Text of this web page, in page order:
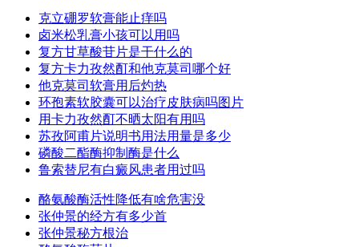
克立硼罗软膏能止痒吗
卤米松乳膏小孩可以用吗
复方甘草酸苷片是干什么的
复方卡力孜然酊和他克莫司哪个好
他克莫司软膏用后灼热
环孢素软胶囊可以治疗皮肤病吗图片
用卡力孜然酊不晒太阳有用吗
苏孜阿甫片说明书用法用量是多少
磷酸二酯酶抑制酶是什么
鲁索替尼有白癜风患者用过吗
酪氨酸酶活性降低有啥危害没
张仲景的经方有多少首
张仲景秘方根治